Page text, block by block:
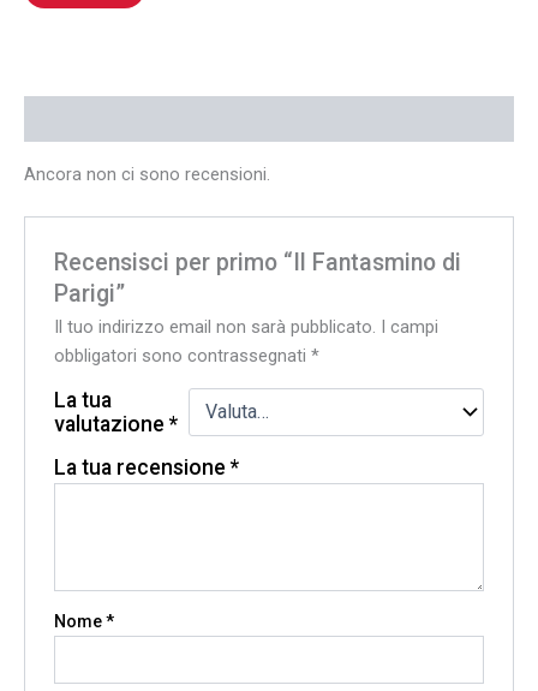
Ancora non ci sono recensioni.
Recensisci per primo “Il Fantasmino di
Parigi”
Il tuo indirizzo email non sarà pubblicato. I campi
obbligatori sono contrassegnati*
La tua
valutazione*
La tua recensione*
Nome*